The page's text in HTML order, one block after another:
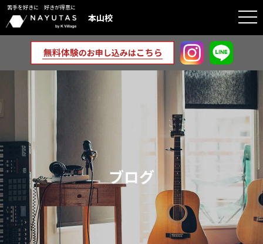
苦手を好きに 好きが得意に
本山校
ブログ